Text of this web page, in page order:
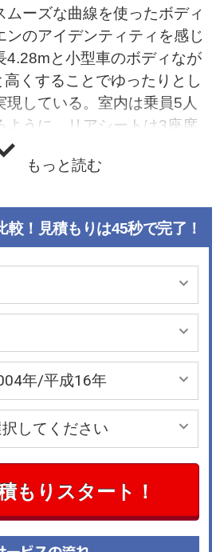
ムーズな曲線を使ったボディ
ンのアイデンティティを感じ
4.28mと小型車のボディなが
くすることでゆったりとし
現している。室内は乗員5人
ように、リアシートは3座席
ルサイズシートを採用。140
ライニングのほか、シート
ータークラスターパネルを
センター位置に配置してい
乗車位置と併せて良好な前方
。このほか、ルーフ全体がガ
カイルーフ」も標準装備。ス
ント部分がスライドオープン
る開放的な気分を味わうこと
は2リッターDOHC。これと
能なシーケンシャルATとの組
両安定性制御システムのESP
スタビリティ・プログラ
ト、ABSなども標準装備さ
いドライビングをサポートす
め、ボディカラーは全12色と
もっと読む
較！見積もりは45秒で完了！
もりスタート！